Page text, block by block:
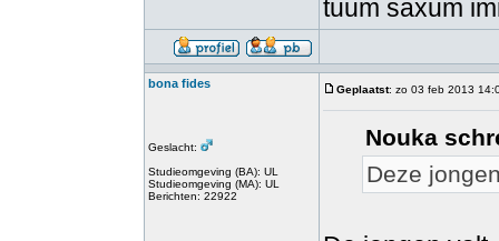
tuum saxum
bona fides
Geslacht:
Studieomgeving (BA): UL
Studieomgeving (MA): UL
Berichten: 22922
Geplaatst: zo 03 feb 2013
Nouka
Deze